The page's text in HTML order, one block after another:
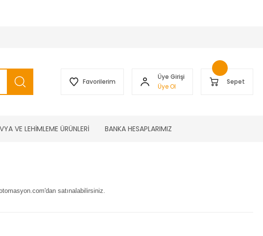
Favorilerim
Üye Girişi
Üye Ol
Sepet
VE LEHİMLEME ÜRÜNLERİ BANKA HESAPLARIMIZ
satınalabilirsiniz.